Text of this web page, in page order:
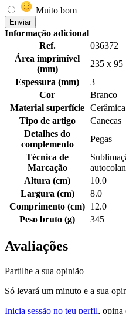
Muito bom
Enviar
Informação adicional
Ref.
036372
Área imprimível
(mm)
235 x 95
Espessura (mm)
3
Cor
Branco
Material superfície Cerâmica
Tipo de artigo
Canecas
Detalhes do
complemento
Pegas
Técnica de
Marcação
Altura (cm)
10.0
Largura (cm)
8.0
Comprimento (cm) 12.0
Peso bruto (g)
345
Avaliações
Partilhe a sua opinião
Só levará um minuto e a sua
Inicia sessão no teu perfil, opina